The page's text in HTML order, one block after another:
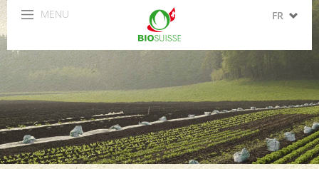
MENU FR
IT
EN
ES